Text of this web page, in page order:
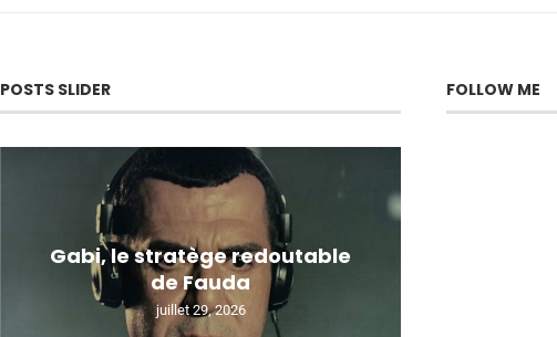
POSTS SLIDER
Gabi, le stratège redoutable
de Fauda
juillet 29, 2026
FOLLOW ME